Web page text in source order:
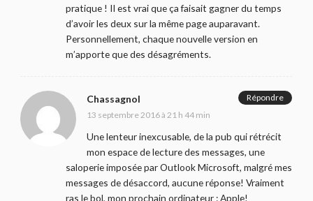
pratique ! Il est vrai que ça faisait gagner du temps
d’avoir les deux sur la même page auparavant.
Personnellement, chaque nouvelle version en
m’apporte que des désagréments.
Chassagnol
13 septembre 2016 à 21 h 44 min
Une lenteur inexcusable, de la pub qui rétrécit
mon espace de lecture des messages, une
saloperie imposée par Outlook Microsoft, malgré mes
messages de désaccord, aucune réponse! Vraiment
ras le bol, mon prochain ordinateur : Apple!
Répondre